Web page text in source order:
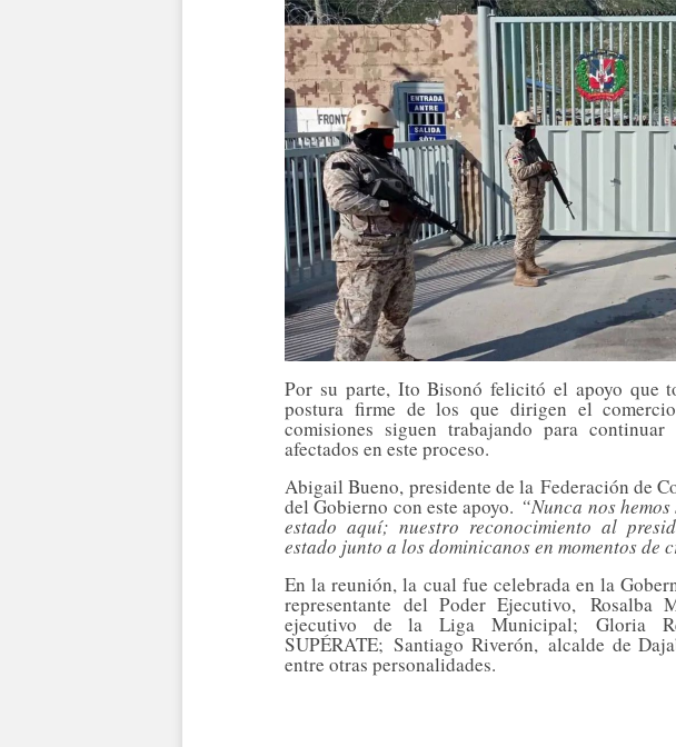
Por su parte, Ito Bisonó felicitó el apoyo que
postura firme de los que dirigen el
comisiones siguen trabajando para continuar
afectados en este proceso.
Abigail Bueno, presidente de laFederación de
del Gobierno con este apoyo. “Nunca nos
estado aquí; nuestro reconocimiento al
estado junto a los dominicanos en momentos de
En la reunión, la cual fue celebrada en la
representante del Poder Ejecutivo, Rosalba
ejecutivo de la Liga Municipal;Gloria
SUPÉRATE;Santiago Riverón,alcalde de
entre otras personalidades.